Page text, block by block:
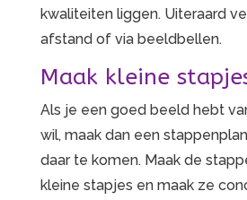
kwaliteiten liggen. Uiteraard
afstand of via beeldbellen.
Maak kleine
Als je een goed beeld hebt
wil, maak dan een
daar te komen. Maak de
kleine stapjes en maak ze